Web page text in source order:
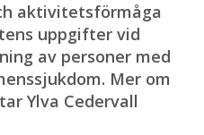
aktivitetsförmåga
uppgifter vid
av personer med
Mer om
Ylva Cedervall